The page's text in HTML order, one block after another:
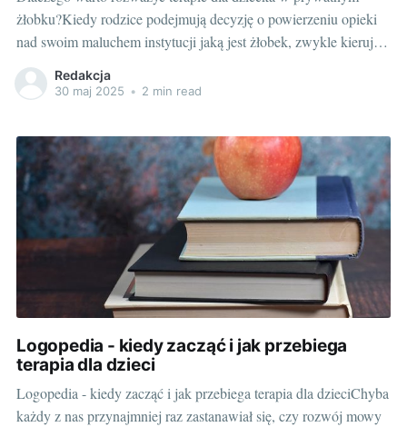
żłobku?Kiedy rodzice podejmują decyzję o powierzeniu opieki
nad swoim maluchem instytucji jaką jest żłobek, zwykle kierują
się kilkoma kluczowymi czynnikami. Często najważniejsza jest
lokalizacja, profesjonalny personel i atmosfera panująca w
na dodatkowe usługi
Redakcja
30 maj 2025 • 2 min read
Logopedia - kiedy zacząć i jak przebiega
terapia dla dzieci
Logopedia - kiedy zacząć i jak przebiega terapia dla dzieciChyba
każdy z nas przynajmniej raz zastanawiał się, czy rozwój mowy